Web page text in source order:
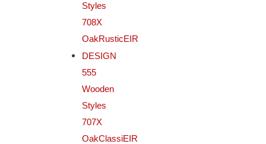
Styles
708X
OakRusticEIR
DESIGN
555
Wooden
Styles
707X
OakClassiEIR